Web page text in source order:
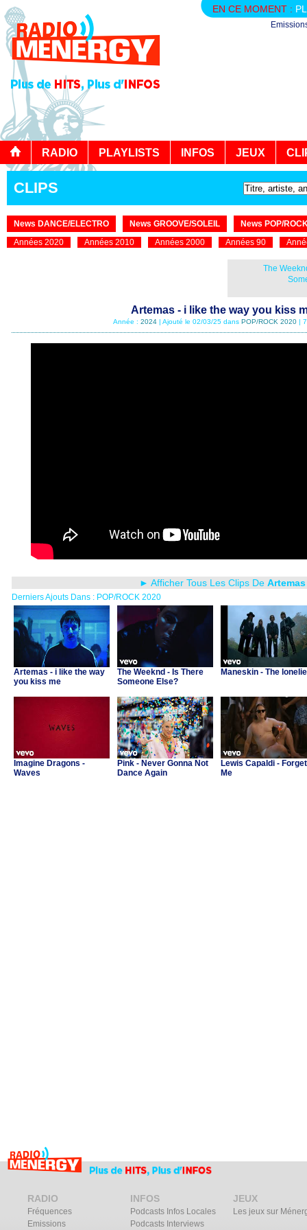
EN CE MOMENT :
RADIO PLAYLISTS INFOS JEUX
CLIPS
News DANCE/ELECTRO News GROOVE/SOLEIL
News POP/
Années 2020
Années 2010 Années 2000 Années 90
The
Artemas - i like the way you kiss
Année : 2024| Ajouté le 02/03/25 dans POP/ROCK 2020|
► Afficher Tous Les Clips De Artemas
Derniers Ajouts Dans : POP/ROCK 2020
Artemas - i like the way
you kiss me
The Weeknd - Is There
Someone Else?
Maneskin - The
Imagine Dragons -
Waves
Pink - Never Gonna Not
Dance Again
Lewis Capaldi - Forget
Me
RADIO
Fréquences
Emissions
INFOS
Podcasts Infos Locales
Podcasts Interviews
JEUX
Les jeux sur